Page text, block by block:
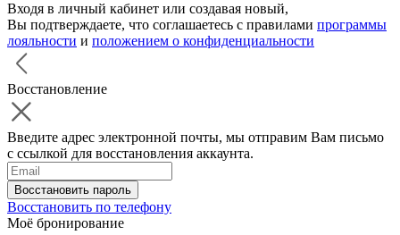
Входя в личный кабинет или создавая новый,
Вы подтверждаете, что соглашаетесь с правилами программы
лояльности и положением о конфиденциальности
Восстановление
Введите адрес электронной почты, мы отправим Вам письмо
с ссылкой для восстановления аккаунта.
Восстановить пароль
Восстановить по телефону
Моё бронирование